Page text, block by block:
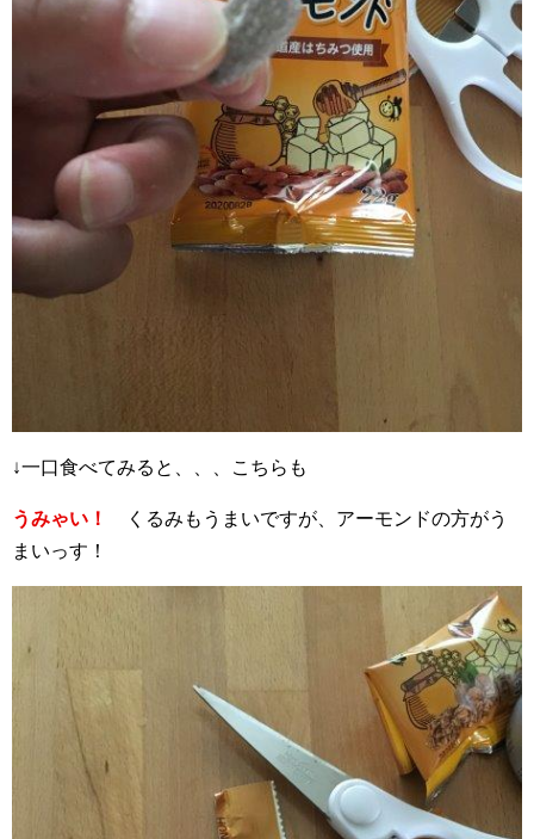
↓一口食べてみると、、、こちらも
うみゃい！
くるみもうまいですが、アーモンドの方がう
まいっす！